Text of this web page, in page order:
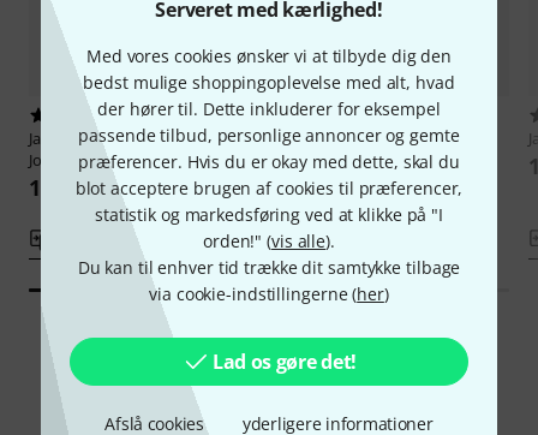
Serveret med kærlighed!
Med vores cookies ønsker vi at tilbyde dig den
bedst mulige shoppingoplevelse med alt, hvad
der hører til. Dette inkluderer for eksempel
passende tilbud, personlige annoncer og gemte
præferencer. Hvis du er okay med dette, skal du
blot acceptere brugen af cookies til præferencer,
statistik og markedsføring ved at klikke på "I
orden!" (vis alle).
Du kan til enhver tid trække dit samtykke tilbage
via cookie-indstillingerne (her)
Lad os gøre det!
Afslå cookies yderligere informationer
1
Jamey AebersoldAntonio Carlos
Jobim
160 kr
Sammenlign
2
Jamey AebersoldBossa Novas
160 kr
Sammenlign
Smart Navigator